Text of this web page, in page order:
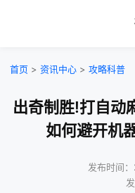
首页 > 资讯中心 > 攻略科普
出奇制胜!打自动
如何避开机
发布时间